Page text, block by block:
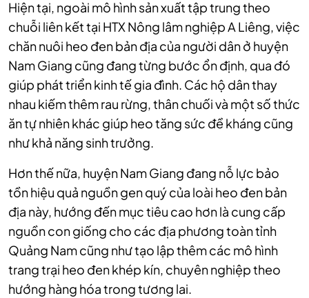
Hiện tại, ngoài mô hình sản xuất tập trung theo
chuỗi liên kết tại HTX Nông lâm nghiệp A Liêng, việc
chăn nuôi heo đen bản địa của người dân ở huyện
Nam Giang cũng đang từng bước ổn định, qua đó
giúp phát triển kinh tế gia đình. Các hộ dân thay
nhau kiếm thêm rau rừng, thân chuối và một số thức
ăn tự nhiên khác giúp heo tăng sức đề kháng cũng
như khả năng sinh trưởng.
Hơn thế nữa, huyện Nam Giang đang nỗ lực bảo
tồn hiệu quả nguồn gen quý của loài heo đen bản
địa này, hướng đến mục tiêu cao hơn là cung cấp
nguồn con giống cho các địa phương toàn tỉnh
Quảng Nam cũng như tạo lập thêm các mô hình
trang trại heo đen khép kín, chuyên nghiệp theo
hướng hàng hóa trong tương lai.